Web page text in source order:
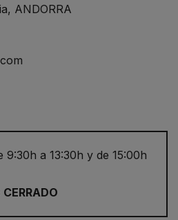
ANDORRA
9:30h a 13:30h y de 15:00h